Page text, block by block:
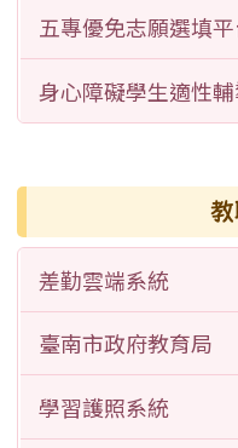
五專優免志願選填
身心障礙學生適性
差勤雲端系統
臺南市政府教育局
學習護照系統